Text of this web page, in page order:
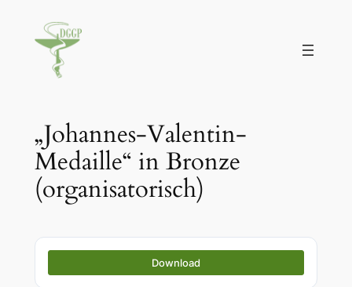
Inhalt
springen
„Johannes-Valentin-
Medaille“ in Bronze
(organisatorisch)
Download